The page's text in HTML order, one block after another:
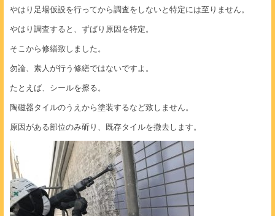
やはり足場仮設を行ってから調査をしないと特定には至りません。
やはり調査すると、ずばり原因を特定。
そこから修繕致しました。
勿論、素人が行う修繕ではないですよ。
たとえば、シールを擦る。
陶磁器タイルのうえから塗装するなど致しません。
原因がある部位のみ斫り、既存タイルを撤去します。